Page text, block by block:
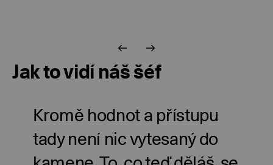
Jak to vidí náš šéf
Kromě hodnot a přístupu
tady není nic vytesaný do